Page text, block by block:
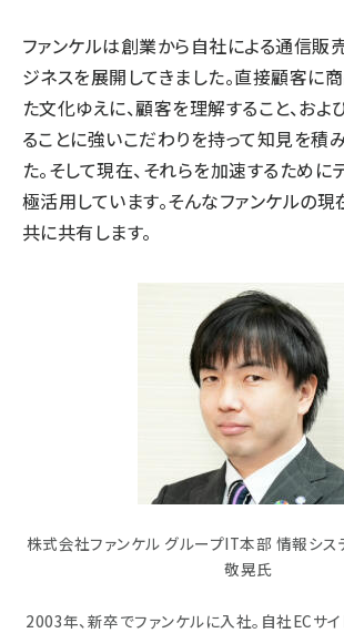
ファンケルは創業から自社による通信販
ジネスを展開してきました。直接顧客に
た文化ゆえに、顧客を理解すること、お
ることに強いこだわりを持って知見を積
た。そして現在、それらを加速するため
極活用しています。そんなファンケルの
共に共有します。
株式会社ファンケル グループIT本部 情報シ
敬晃氏
2003年、新卒でファンケルに入社。自社ECサ